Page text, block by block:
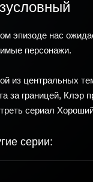
эпизоде нас
персонажи.
из центральных
за границей, Клэр
сериал
серии: